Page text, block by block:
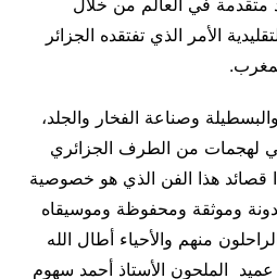
الأمر الذي تفتقده الجزائر
وصناعة الفخار والجلد،
لهجمات من الطرف الجزائري
قصائد هذا الفن الذي هو خصوصية
وموثقة ومحفوظة وموسيقاه
منهم والأحياء أطال الله
الملحون الأستاذ أحمد سهوم